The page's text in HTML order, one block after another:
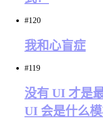
#120
我和心盲症
#119
没有 UI 才是
UI 会是什么模